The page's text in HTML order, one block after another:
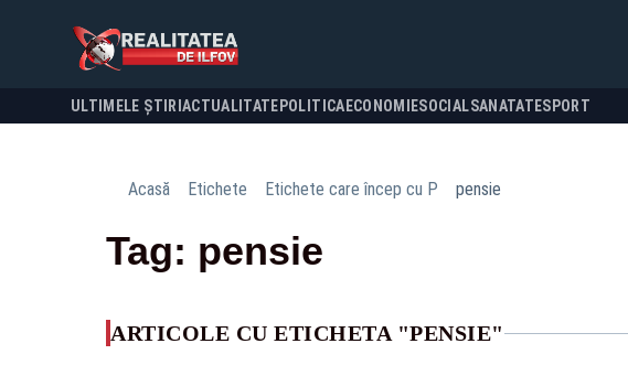
ULTIMELE ȘTIRI ACTUALITATE POLITICA ECONOMIESOCIALSANATATESPORT
Acasă Etichete Etichete care încep cu P pensie
Tag: pensie
ARTICOLE CU ETICHETA "PENSIE"